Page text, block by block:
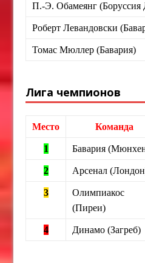
П.-Э. Обамеянг (Боруссия
Роберт Левандовски
Томас Мюллер (Бавария)
Лига чемпионов
Место Команда
1 Бавария
2 Арсенал
3
Олимпиакос
(Пиреи)
4 Динамо (Загреб)